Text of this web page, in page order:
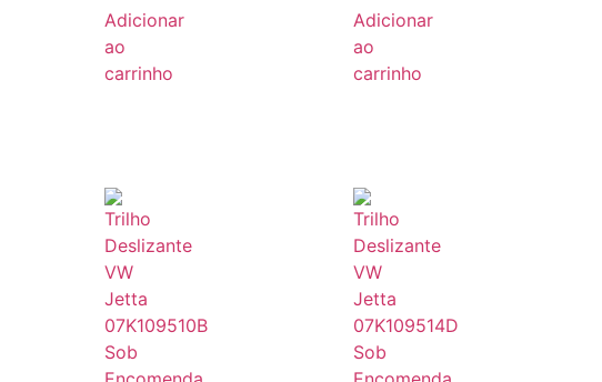
Adicionar
ao
carrinho
Adicionar
ao
carrinho